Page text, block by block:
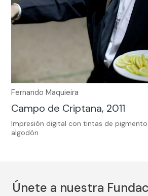
Fernando Maquieira
Campo de Criptana, 2011
Impresión digital con tintas de
algodón
Únete a nuestra